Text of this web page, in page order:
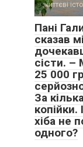
життєві
Пані
сказав
сісти. –
25 000
За
копійки.
хіба не
одного?